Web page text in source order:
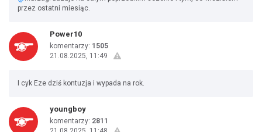
przez ostatni miesiąc.
Power10
komentarzy: 1505
21.08.2025, 11:49
I cyk Eze dziś kontuzja i wypada na rok.
youngboy
komentarzy: 2811